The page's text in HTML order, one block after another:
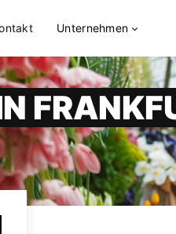
Unternehmen